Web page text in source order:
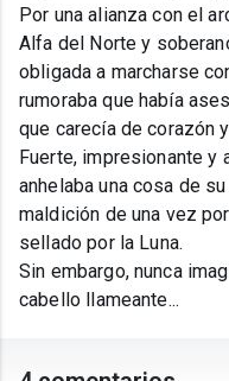
Por una alianza con el
Alfa del Norte y
obligada a marcharse
rumoraba que había
que carecía de corazón
Fuerte, impresionante y
anhelaba una cosa de
maldición de una vez
sellado por la Luna.
Sin embargo, nunca
cabello llameante...